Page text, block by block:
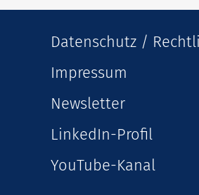
Datenschutz /
Impressum
Newsletter
LinkedIn-Profil
YouTube-Kanal